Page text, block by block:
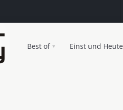
Best of Einst und Heute